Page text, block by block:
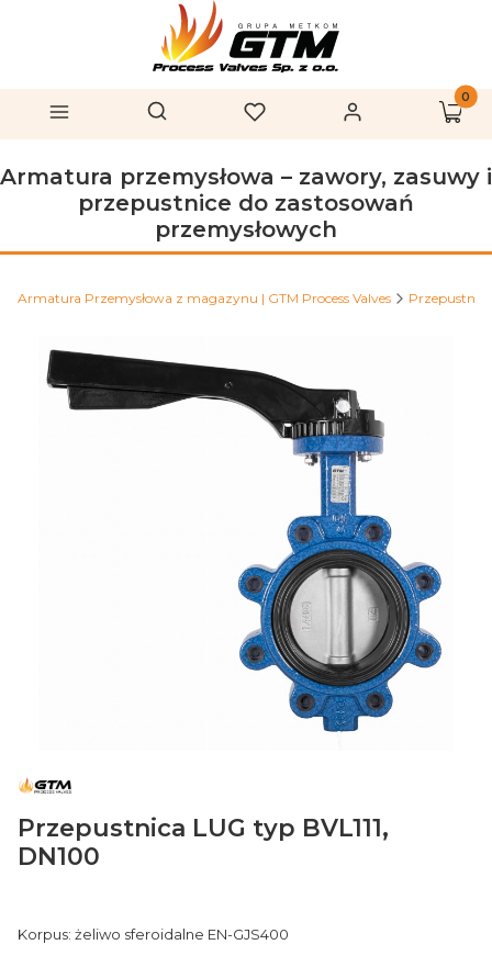
Menu Otwórz wyszukiwarkę
Szukaj Ulubione Zaloguj się
Armatura przemysłowa – zawory, zasuwy i
przepustnice do zastosowań
przemysłowych
Armatura Przemysłowa z magazynu | GTM Process Valves Przepustnice
Przepustnica LUG typ BVL111,
DN100
Korpus: żeliwo sferoidalne EN-GJS400